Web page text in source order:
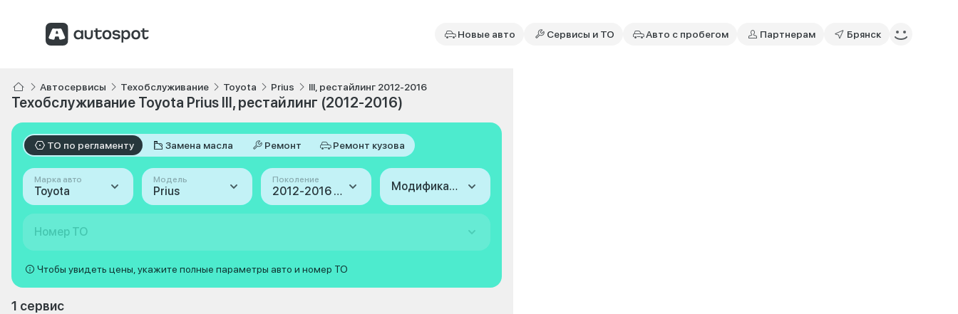
Новые авто Сервисы и ТО Авто с пробегом Партнерам Брянск
Автосервисы Техобслуживание Toyota Prius III, рестайлинг 2012-2016
Техобслуживание Toyota Prius III, рестайлинг (2012-2016)
ТО по регламенту Замена масла Ремонт Ремонт кузова
Марка авто
Toyota
Модель
Prius
Поколение
2012-2016 (III, рестайлинг) Модификация
Номер ТО
Чтобы увидеть цены, укажите полные параметры авто и номер ТО
1 сервис